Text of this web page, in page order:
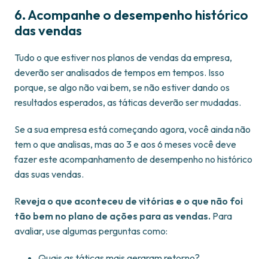
6. Acompanhe o desempenho histórico
das vendas
Tudo o que estiver nos planos de vendas da empresa,
deverão ser analisados de tempos em tempos. Isso
porque, se algo não vai bem, se não estiver dando os
resultados esperados, as táticas deverão ser mudadas.
Se a sua empresa está começando agora, você ainda não
tem o que analisas, mas ao 3 e aos 6 meses você deve
fazer este acompanhamento de desempenho no histórico
das suas vendas.
Reveja o que aconteceu de vitórias e o que não foi
tão bem no plano de ações para as vendas. Para
avaliar, use algumas perguntas como: